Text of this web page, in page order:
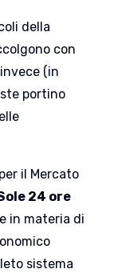
della
con
(in
portino
il Mercato
24 ore
in materia di
sistema